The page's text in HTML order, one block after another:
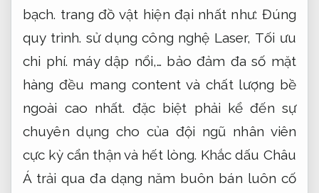
bạch. trang đồ vật hiện đại nhất như: Đúng
quy trình. sử dụng công nghệ Laser, Tối ưu
chi phí. máy dập nổi,… bảo đảm đa số mặt
hàng đều mang content và chất lượng bề
ngoài cao nhất. đặc biệt phải kể đến sự
chuyên dụng cho của đội ngũ nhân viên
cực kỳ cẩn thận và hết lòng. Khắc dấu Châu
Á trải qua đa dạng năm buôn bán luôn cố